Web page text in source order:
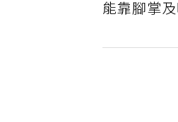
能靠腳掌